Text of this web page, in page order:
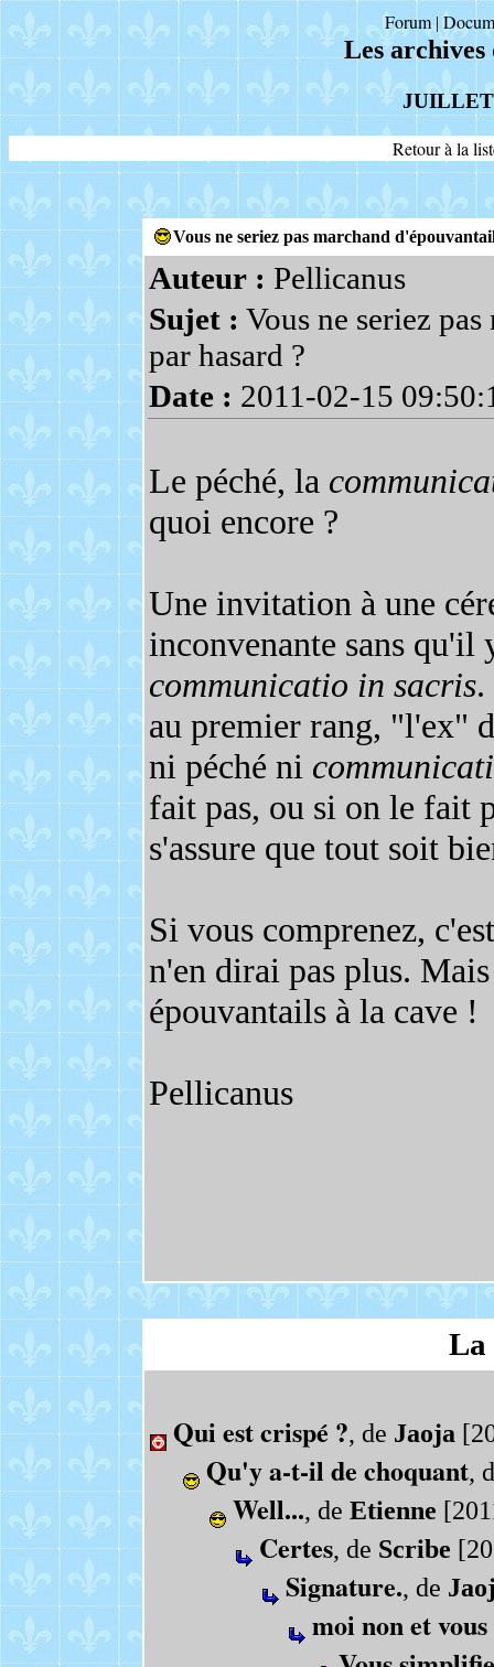
Forum|
Les
JUILLET
Retour à la
Vous ne seriez pas marchand
Auteur : Pellicanus
Sujet : Vous ne seriez
par hasard ?
Date : 2011-02-15
Le péché, la
quoi encore ?
Une invitation à une
inconvenante sans qu'il
communicatio in sacris.
au premier rang, "l'ex"
ni péché ni
fait pas, ou si on le fait
s'assure que tout soit
Si vous comprenez,
n'en dirai pas plus.
épouvantails à la cave !
Pellicanus
La
Qui est crispé ?, de Jaoja
Qu'y a-t-il de choquant,
Well..., de Etienne
Certes, de Scribe
Signature., de
moi non et vous